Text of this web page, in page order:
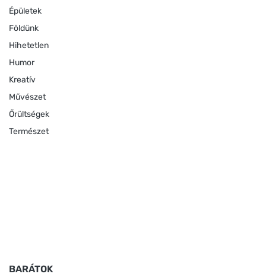
Épületek
Földünk
Hihetetlen
Humor
Kreatív
Művészet
Őrültségek
Természet
BARÁTOK